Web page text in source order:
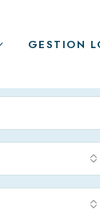
GESTION